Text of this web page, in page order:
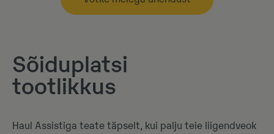
Sõiduplatsi
tootlikkus
Haul Assistiga teate täpselt, kui palju teie liigendveok